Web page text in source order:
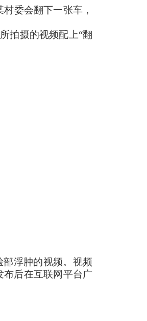
委会翻下一张车，
拍摄的视频配上“翻
浮肿的视频。视频
布后在互联网平台广